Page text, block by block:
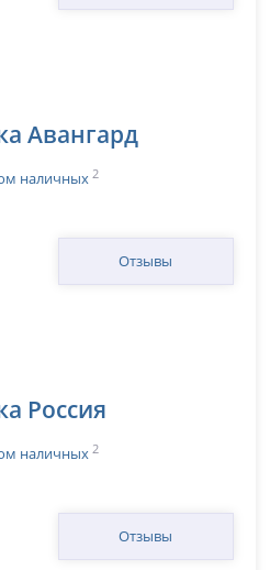
Авангард
наличных 2
Отзывы
Россия
наличных 2
Отзывы